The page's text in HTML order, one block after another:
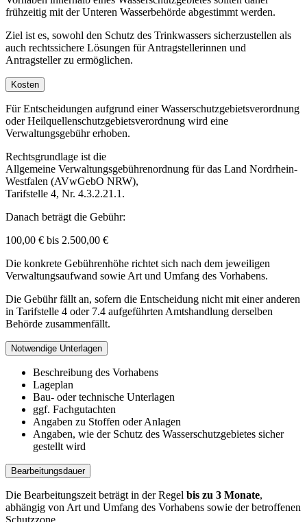
frühzeitig mit der Unteren Wasserbehörde abgestimmt werden.
Ziel ist es, sowohl den Schutz des Trinkwassers sicherzustellen als
auch rechtssichere Lösungen für Antragstellerinnen und
Antragsteller zu ermöglichen.
Kosten
Für Entscheidungen aufgrund einer Wasserschutzgebietsverordnung
oder Heilquellenschutzgebietsverordnung wird eine
Verwaltungsgebühr erhoben.
Rechtsgrundlage ist die
Allgemeine Verwaltungsgebührenordnung für das Land Nordrhein-
Westfalen (AVwGebO NRW),
Tarifstelle 4, Nr. 4.3.2.21.1.
Danach beträgt die Gebühr:
100,00 € bis 2.500,00 €
Die konkrete Gebührenhöhe richtet sich nach dem jeweiligen
Verwaltungsaufwand sowie Art und Umfang des Vorhabens.
Die Gebühr fällt an, sofern die Entscheidung nicht mit einer anderen
in Tarifstelle 4 oder 7.4 aufgeführten Amtshandlung derselben
Behörde zusammenfällt.
Notwendige Unterlagen
Beschreibung des Vorhabens
Lageplan
Bau- oder technische Unterlagen
ggf. Fachgutachten
Angaben zu Stoffen oder Anlagen
Angaben, wie der Schutz des Wasserschutzgebietes sicher
gestellt wird
Bearbeitungsdauer
Die Bearbeitungszeit beträgt in der Regel bis zu 3 Monate,
abhängig von Art und Umfang des Vorhabens sowie der betroffenen